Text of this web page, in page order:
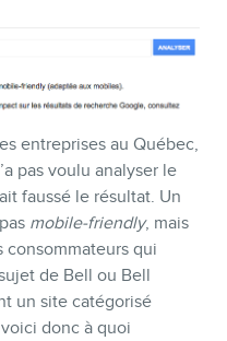
entreprises au Québec,
pas voulu analyser le
faussé le résultat. Un
mobile-friendly, mais
consommateurs qui
de Bell ou Bell
un site catégorisé
donc à quoi